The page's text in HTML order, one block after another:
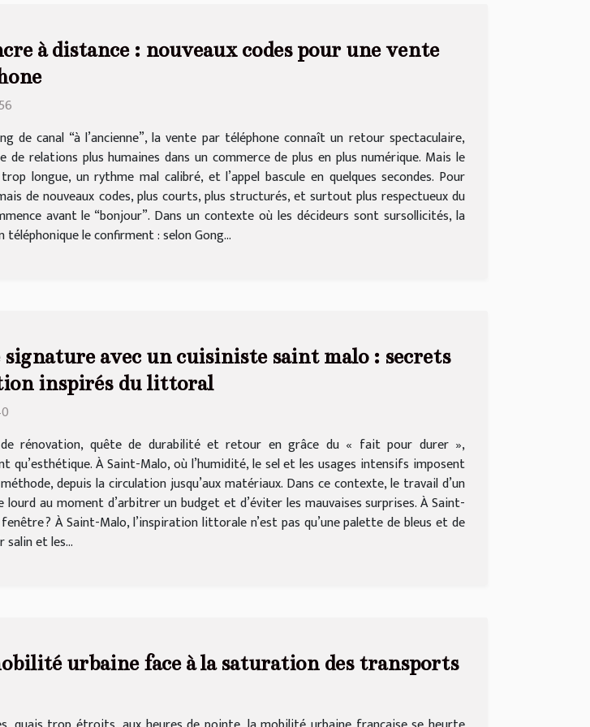
à distance : nouveaux codes pour une vente
de canal “à l’ancienne”, la vente par téléphone connaît un retour spectaculaire,
relations plus humaines dans un commerce de plus en plus numérique. Mais le
longue, un rythme mal calibré, et l’appel bascule en quelques secondes. Pour
de nouveaux codes, plus courts, plus structurés, et surtout plus respectueux du
avant le “bonjour”. Dans un contexte où les décideurs sont sursollicités, la
le confirment : selon Gong...
signature avec un cuisiniste saint malo : secrets
inspirés du littoral
rénovation, quête de durabilité et retour en grâce du « fait pour durer »,
À Saint-Malo, où l’humidité, le sel et les usages intensifs imposent
depuis la circulation jusqu’aux matériaux. Dans ce contexte, le travail d’un
lourd au moment d’arbitrer un budget et d’éviter les mauvaises surprises. À Saint-
? À Saint-Malo, l’inspiration littorale n’est pas qu’une palette de bleus et de
salin et les...
urbaine face à la saturation des transports